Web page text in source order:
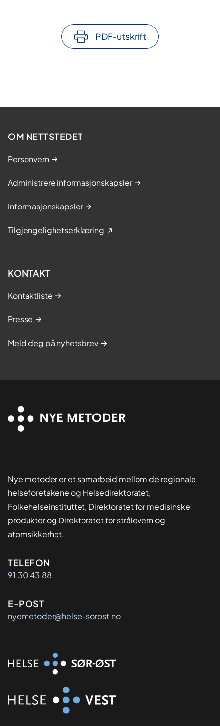
PDF-utskrift
OM NETTSTEDET
Personvern
Administrere informasjonskapsler
Informasjonskapsler
Tilgjengelighetserklæring
KONTAKT
Kontaktliste
Presse
Meld deg på nyhetsbrev
Nye metoder er et samarbeid mellom de regionale
helseforetakene og Helsedirektoratet,
Folkehelseinstituttet, Direktoratet for medisinske
produkter og Direktoratet for strålevern og
atomsikkerhet.
Kontaktinformasjon
TELEFON
91 30 43 88
E-POST
nyemetoder@helse-sorost.no
Organisasjon